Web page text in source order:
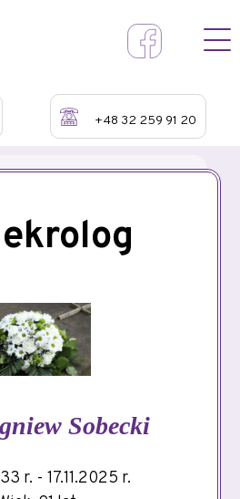
+48 32 259 91 20
Sobecki
r. - 17.11.2025 r.